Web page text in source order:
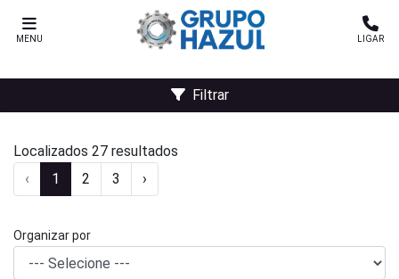
MENU LIGAR
Localizados 27 resultados
‹
1 2 3 ›
Filtrar
Organizar por